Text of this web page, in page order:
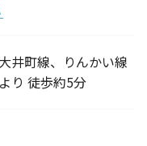
井町線、りんかい線
り 徒歩約5分